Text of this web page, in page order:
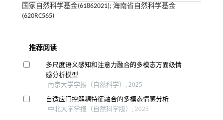
国家自然科学基金(61862021); 海南省自然科学基金
(620RC565)